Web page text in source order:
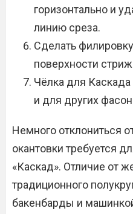
горизонтально и
линию среза.
Сделать
поверхности
Чёлка для
и для других
Немного отклониться
окантовки требуется
«Каскад». Отличие от
традиционного
бакенбарды и